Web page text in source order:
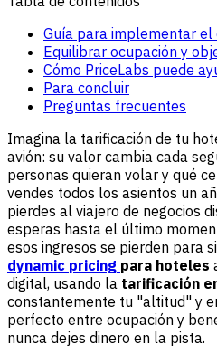
Guía para implementar el
Equilibrar ocupación y
Cómo PriceLabs puede
Para concluir
Preguntas frecuentes
Imagina la tarificación de tu
avión: su valor cambia cada
personas quieran volar y qué
vendes todos los asientos un
pierdes al viajero de negocios
esperas hasta el último
esos ingresos se pierden para
dynamic pricing para hoteles
digital, usando la tarificación
constantemente tu "altitud" y
perfecto entre ocupación y
nunca dejes dinero en la pista.